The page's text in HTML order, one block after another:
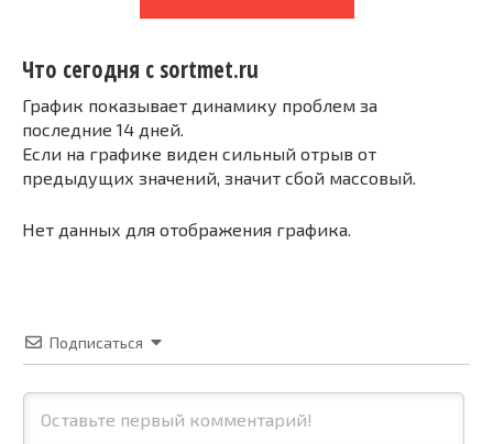
Что сегодня с sortmet.ru
График показывает динамику проблем за
последние 14 дней.
Если на графике виден сильный отрыв от
предыдущих значений, значит сбой массовый.
Нет данных для отображения графика.
Подписаться